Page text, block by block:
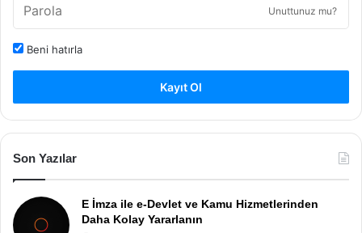
Unuttunuz mu?
Beni hatırla
Kayıt Ol
Son Yazılar
E İmza ile e-Devlet ve Kamu Hizmetlerinden
Daha Kolay Yararlanın